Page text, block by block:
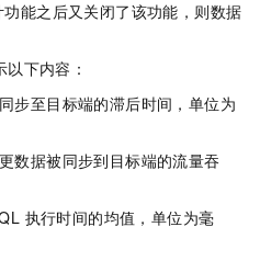
能之后又关闭了该功能，则数据
下内容：
步至目标端的滞后时间，单位为
数据被同步到目标端的流量吞
执行时间的均值，单位为毫